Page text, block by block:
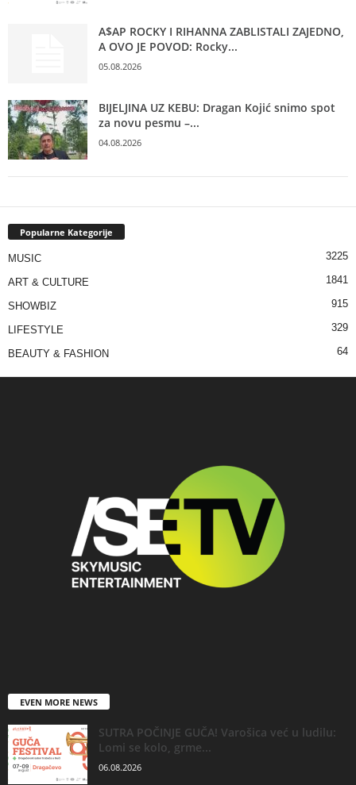
A$AP ROCKY I RIHANNA ZABLISTALI ZAJEDNO,
A OVO JE POVOD: Rocky...
05.08.2026
BIJELJINA UZ KEBU: Dragan Kojić snimo spot
za novu pesmu –...
04.08.2026
Popularne Kategorije
MUSIC 3225
ART & CULTURE 1841
SHOWBIZ 915
LIFESTYLE 329
BEAUTY & FASHION 64
EVEN MORE NEWS
SUTRA POČINJE GUČA! Varošica već u ludilu:
Lomi se kolo, grme...
06.08.2026